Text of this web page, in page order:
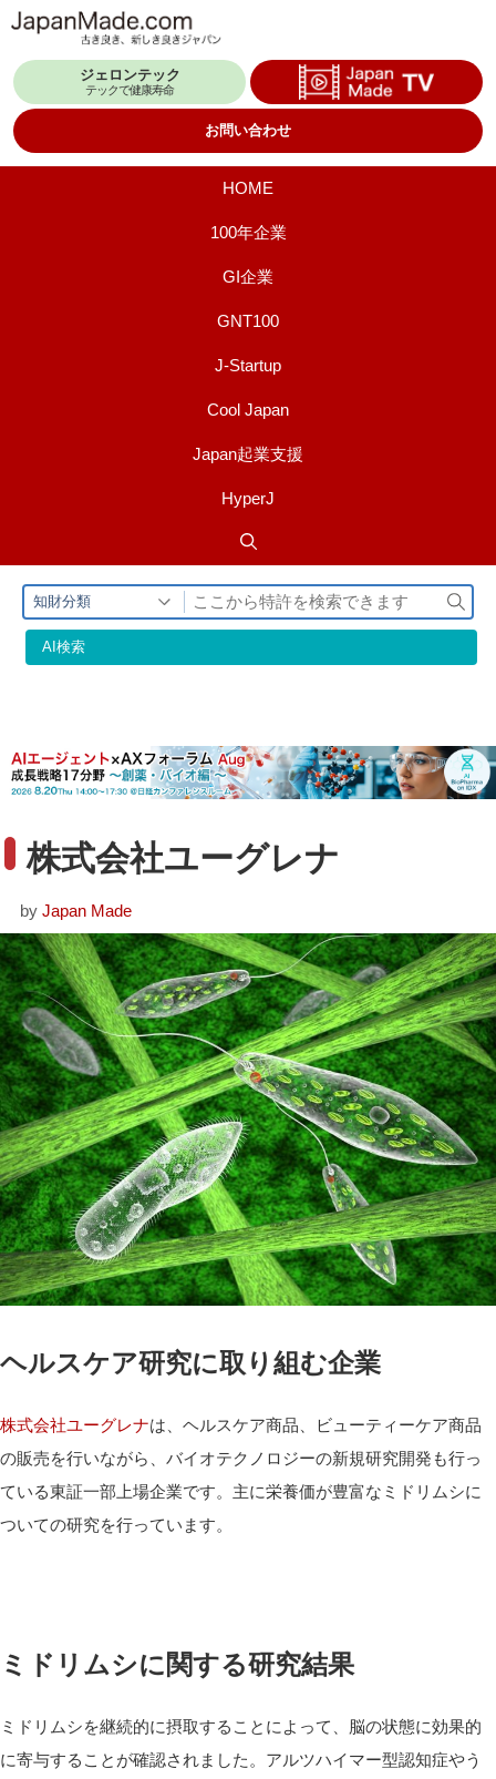
テ
ジェロンテック
テックで健康寿命
お問い合わせ
HOME
100年企業
GI企業
GNT100
J-Startup
Cool Japan
Japan起業支援
HyperJ
知財分類
検
索
AI検索
株式会社ユーグレナ
by Japan Made
ヘルスケア研究に取り組む企業
株式会社ユーグレナは、ヘルスケア商品、ビューティーケア商品
の販売を行いながら、バイオテクノロジーの新規研究開発も行っ
ている東証一部上場企業です。主に栄養価が豊富なミドリムシに
ついての研究を行っています。
ミドリムシに関する研究結果
ミドリムシを継続的に摂取することによって、脳の状態に効果的
に寄与することが確認されました。アルツハイマー型認知症やう